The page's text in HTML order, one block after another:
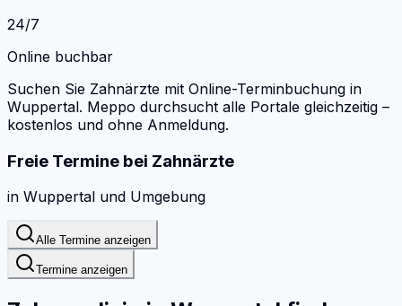
24/7
Online buchbar
Suchen Sie Zahnärzte mit Online-Terminbuchung in
Wuppertal. Meppo durchsucht alle Portale gleichzeitig –
kostenlos und ohne Anmeldung.
Freie Termine bei Zahnärzte
in Wuppertal und Umgebung
Alle Termine anzeigen
Termine anzeigen